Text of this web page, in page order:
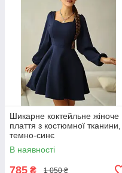
Шикарне коктейльне жіноче
плаття з костюмної тканини,
темно-синє
В наявності
785 ₴ 1 050 ₴